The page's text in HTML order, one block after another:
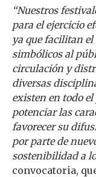
“Nuestros
para el ejercicio
ya que facilitan el
simbólicos al
circulación y
diversas
existen en todo el
potenciar las
favorecer su
por parte de
sostenibilidad a
convocatoria,